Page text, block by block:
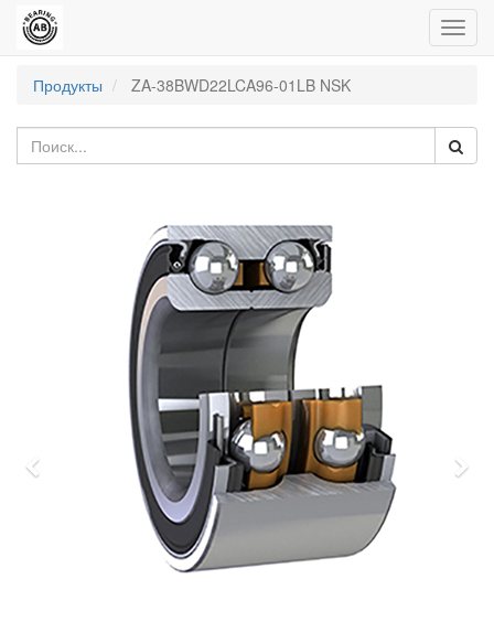
Продукты
ZA-38BWD22LCA96-01LB NSK